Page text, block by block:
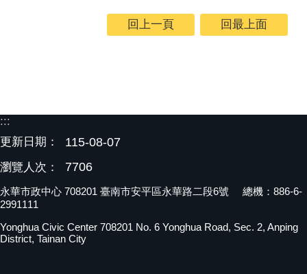
回上一頁 回最上面
:::
更新日期：
115-08-07
瀏覽人次： 7706
永華市政中心 708201 臺南市安平區永華路二段6號 總機：886-6-
2991111
Yonghua Civic Center 708201 No. 6 Yonghua Road, Sec. 2, Anping
District, Tainan City